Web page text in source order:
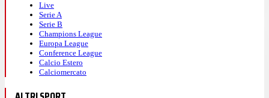
Live
Serie A
Serie B
Champions League
Europa League
Conference League
Calcio Estero
Calciomercato